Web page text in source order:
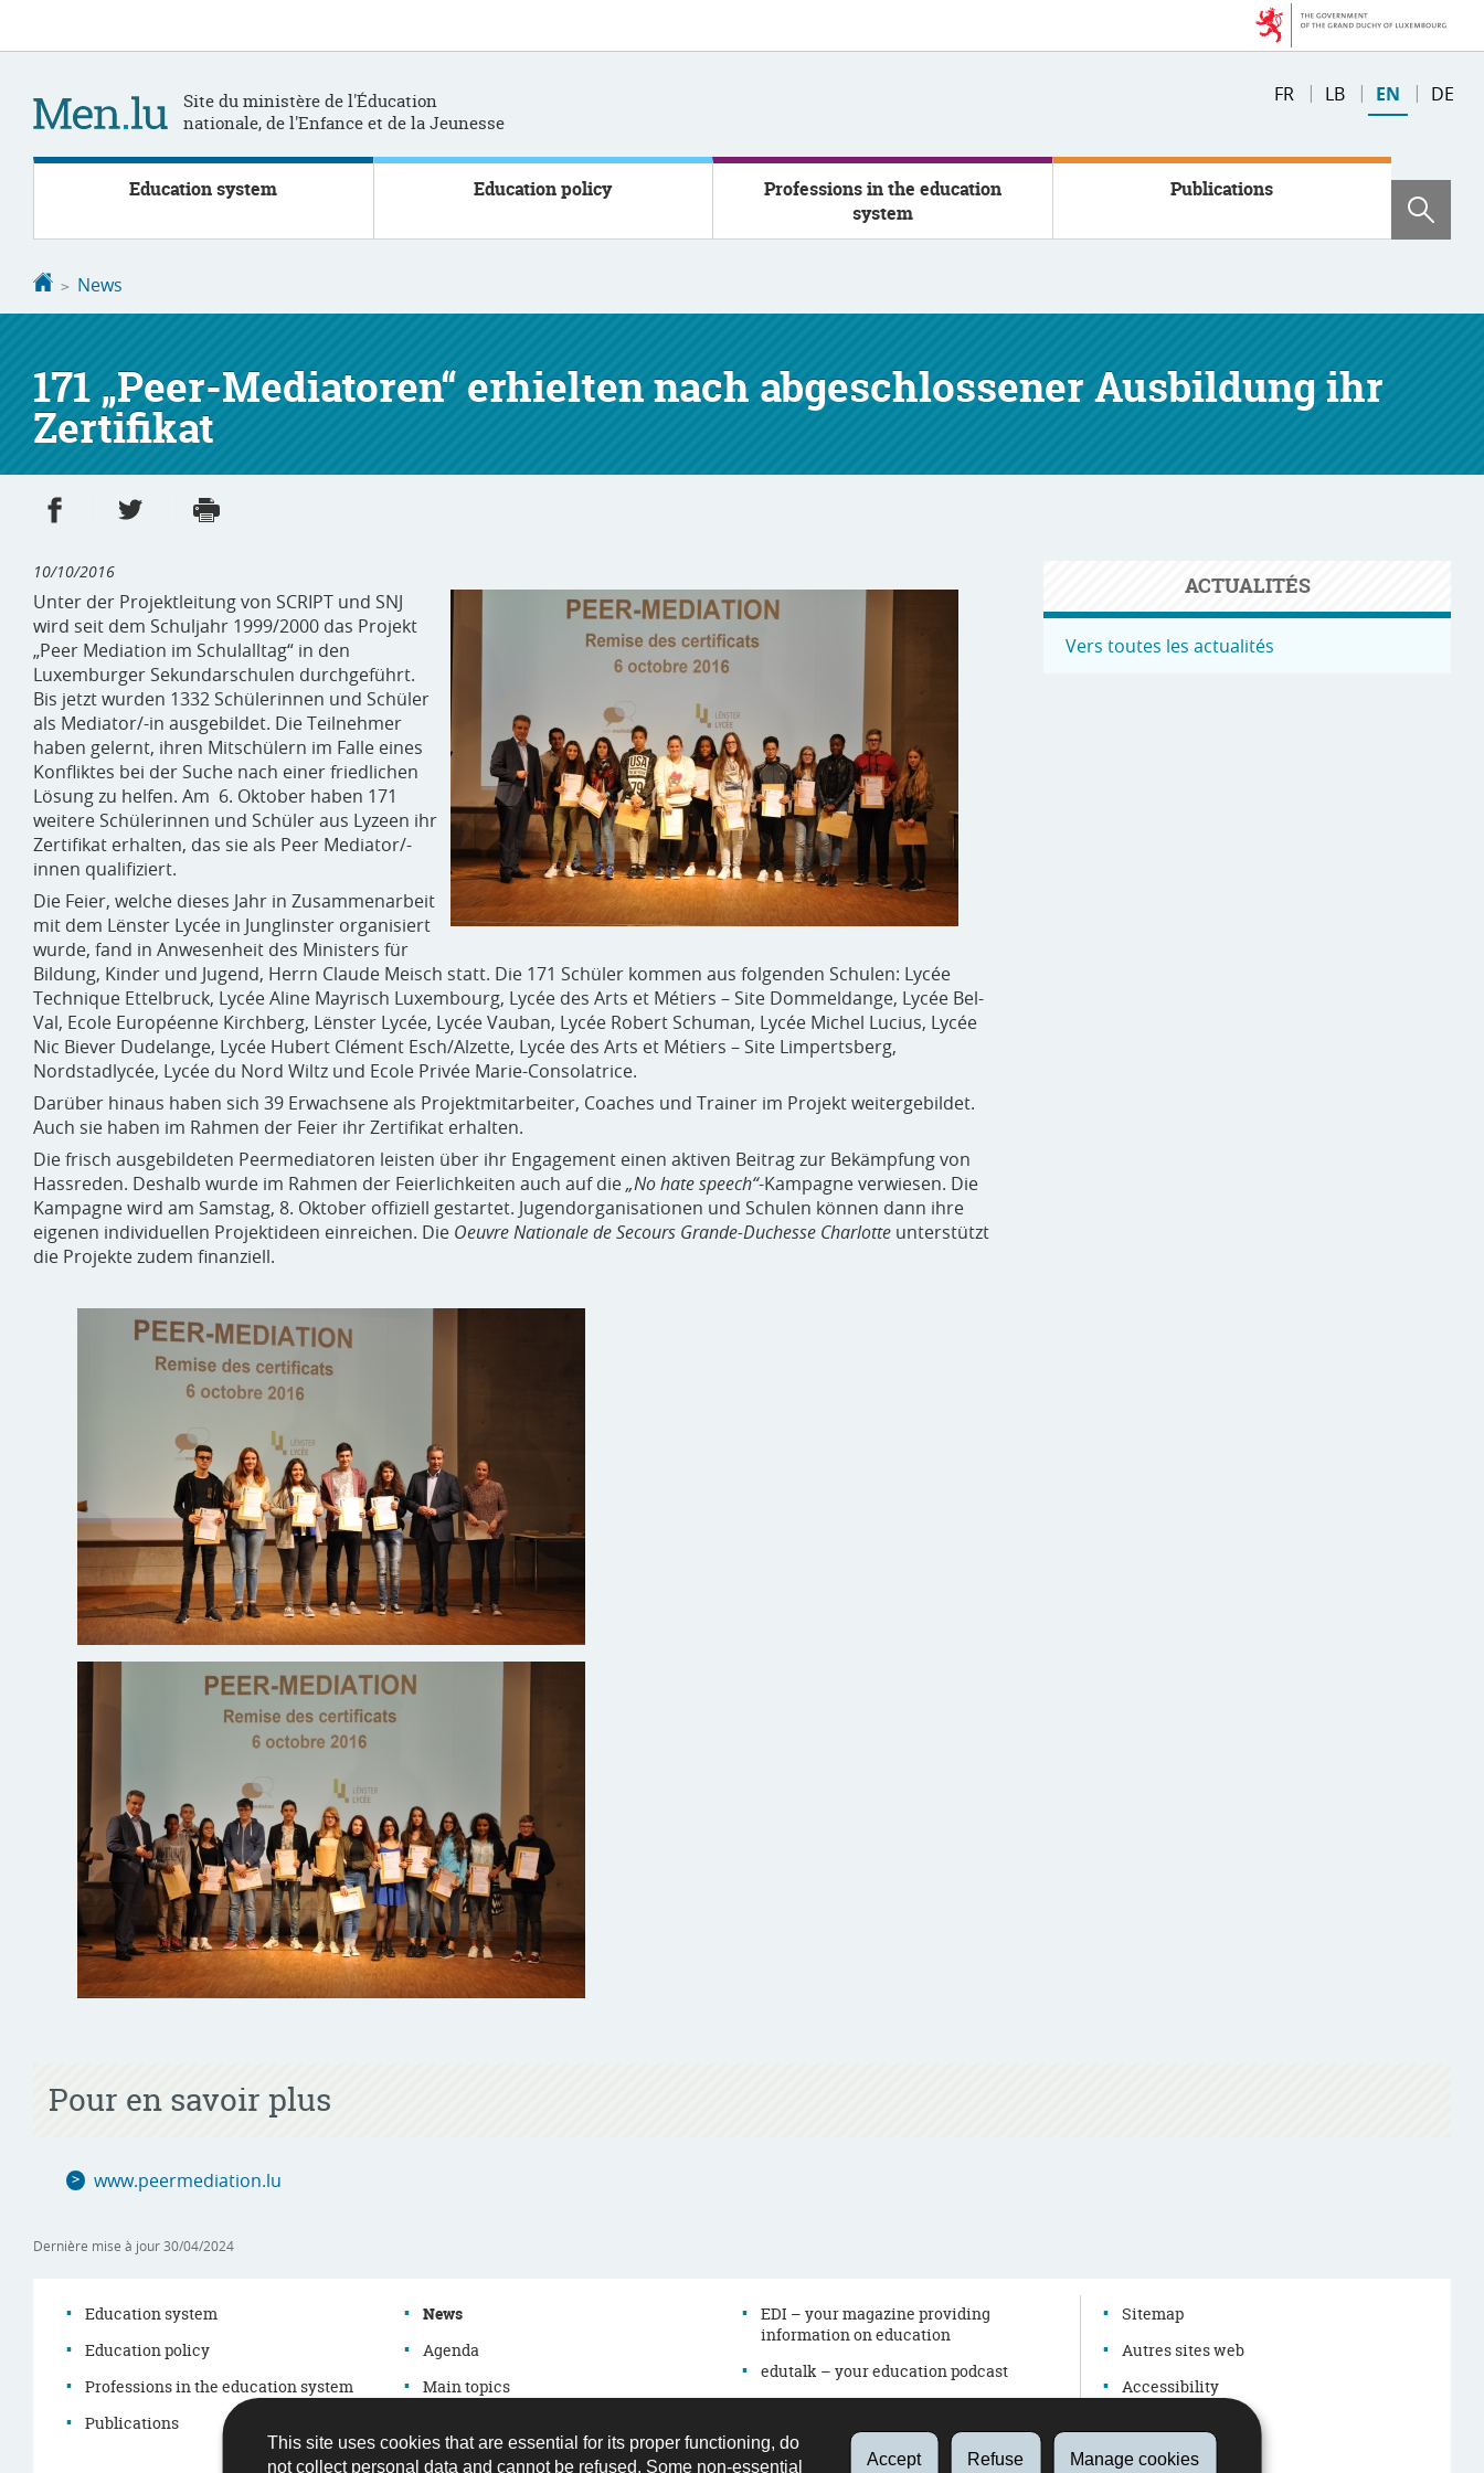
This site uses cookies that are essential for its proper functioning, do
not collect personal data and cannot be refused. Some non-essential
Accept Refuse Manage cookies
Site du ministère de l'Éducation
nationale, de l'Enfance et de la Jeunesse
Changer
FR LB EN DE
Education system Education policy
Professions in the education
system
Publications
Homepage
News
171 „Peer-Mediatoren“ erhielten nach abgeschlossener Ausbildung ihr
Zertifikat
Share on Facebook
Share on Twitter
10/10/2016
Unter der Projektleitung von SCRIPT und SNJ
wird seit dem Schuljahr 1999/2000 das Projekt
„Peer Mediation im Schulalltag“ in den
Luxemburger Sekundarschulen durchgeführt.
Bis jetzt wurden 1332 Schülerinnen und Schüler
als Mediator/-in ausgebildet. Die Teilnehmer
haben gelernt, ihren Mitschülern im Falle eines
Konfliktes bei der Suche nach einer friedlichen
Lösung zu helfen. Am 6. Oktober haben 171
weitere Schülerinnen und Schüler aus Lyzeen ihr
Zertifikat erhalten, das sie als Peer Mediator/-
innen qualifiziert.
Die Feier, welche dieses Jahr in Zusammenarbeit
mit dem Lënster Lycée in Junglinster organisiert
wurde, fand in Anwesenheit des Ministers für
Bildung, Kinder und Jugend, Herrn Claude Meisch statt. Die 171 Schüler kommen aus folgenden Schulen: Lycée
Technique Ettelbruck, Lycée Aline Mayrisch Luxembourg, Lycée des Arts et Métiers – Site Dommeldange, Lycée Bel-
Val, Ecole Européenne Kirchberg, Lënster Lycée, Lycée Vauban, Lycée Robert Schuman, Lycée Michel Lucius, Lycée
Nic Biever Dudelange, Lycée Hubert Clément Esch/Alzette, Lycée des Arts et Métiers – Site Limpertsberg,
Nordstadlycée, Lycée du Nord Wiltz und Ecole Privée Marie-Consolatrice.
Darüber hinaus haben sich 39 Erwachsene als Projektmitarbeiter, Coaches und Trainer im Projekt weitergebildet.
Auch sie haben im Rahmen der Feier ihr Zertifikat erhalten.
Die frisch ausgebildeten Peermediatoren leisten über ihr Engagement einen aktiven Beitrag zur Bekämpfung von
Hassreden. Deshalb wurde im Rahmen der Feierlichkeiten auch auf die„No hate speech“-Kampagne verwiesen. Die
Kampagne wird am Samstag, 8. Oktober offiziell gestartet. Jugendorganisationen und Schulen können dann ihre
eigenen individuellen Projektideen einreichen. Die Oeuvre Nationale de Secours Grande-Duchesse Charlotte unterstützt
die Projekte zudem finanziell.
ACTUALITÉS
Vers toutes les actualités
Pour en savoir plus
www.peermediation.lu
Dernière mise à jour30/04/2024
Navigation
menu
Education system
Education policy
Professions in the education system
Publications
News
Agenda
Main topics
Legislation
EDI – your magazine providing
information on education
edutalk – your education podcast
Directory
Sitemap
Autres sites web
Accessibility
About this site